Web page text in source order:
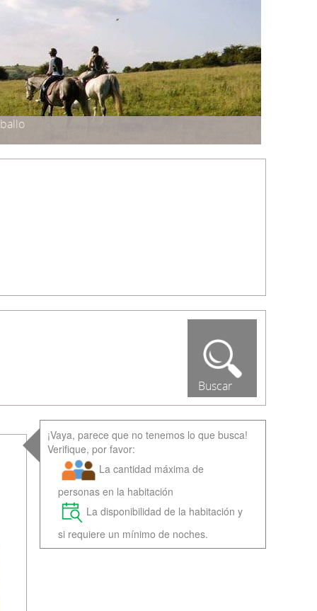
Buscar
¡Vaya, parece que no tenemos lo que busca!
Verifique, por favor:
La cantidad máxima de
personas en la habitación
La disponibilidad de la habitación y
si requiere un mínimo de noches.